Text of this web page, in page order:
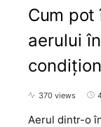
Cum pot
aerului
370 views
Aerul dintr-o